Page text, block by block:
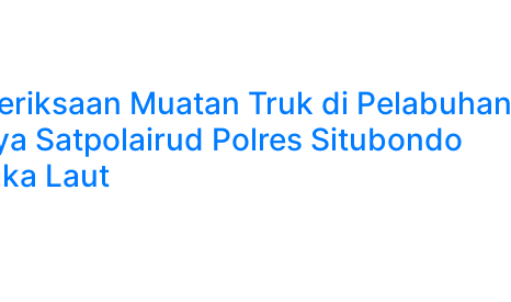
Muatan Truk di Pelabuhan
Satpolairud Polres Situbondo
Laut